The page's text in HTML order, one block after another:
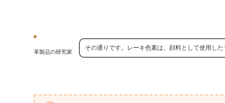
革製品の研究家
その通りです。レーキ色素は、顔料として使用し